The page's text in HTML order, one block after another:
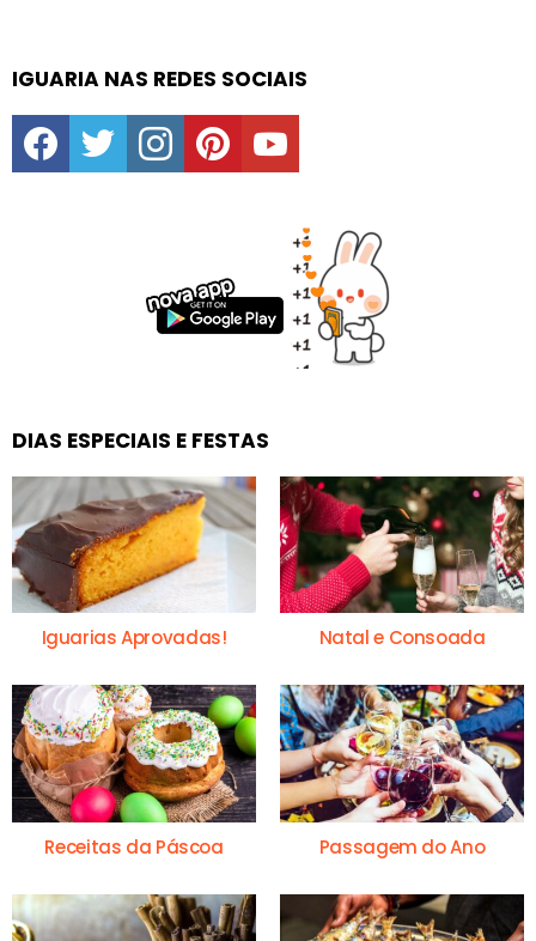
IGUARIA NAS REDES SOCIAIS
facebooktwitter instagrampinterestyoutube
DIAS ESPECIAIS E FESTAS
Iguarias Aprovadas! Natal e Consoada
Receitas da Páscoa Passagem do Ano